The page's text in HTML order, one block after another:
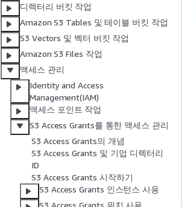
디렉터리 버킷 작업
Amazon S3 Tables 및 테이블 버킷 작업
S3 Vectors 및 벡터 버킷 작업
Amazon S3 Files 작업
액세스 관리
Identity and Access
Management(IAM)
액세스 포인트 작업
S3 Access Grants를 통한 액세스 관리
S3 Access Grants의 개념
S3 Access Grants 및 기업 디렉터리
ID
S3 Access Grants 시작하기
S3 Access Grants 인스턴스 사용